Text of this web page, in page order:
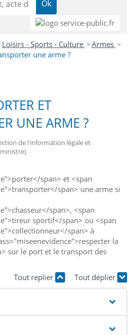
Loisirs - Sports - Culture >Armes >
une arme ?
ET
UNE ARME ?
de l'information légale et
span> et <span
span> une arme si
span>, <span
sportif</span> ou <span
span> à
la
sur le port et le transport des
Tout replier
Tout déplier